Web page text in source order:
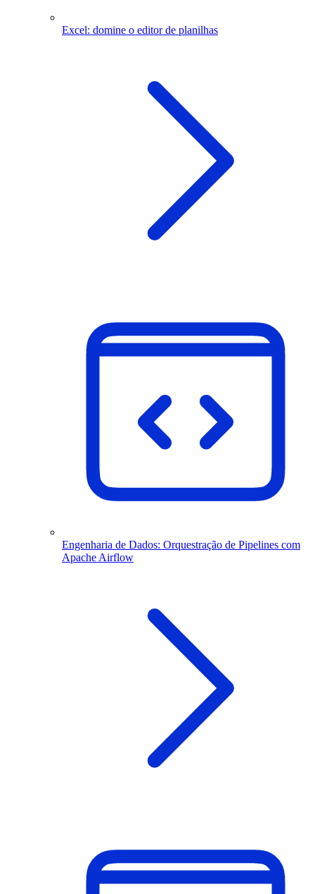
Excel: domine o editor de planilhas
Engenharia de Dados: Orquestração de Pipelines com
Apache Airflow